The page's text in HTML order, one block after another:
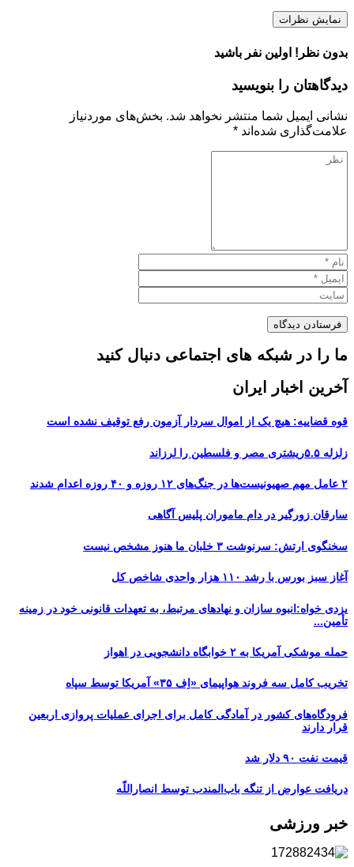
نمایش نظرات
بدون نظر! اولین نفر باشید
دیدگاهتان را بنویسید
نشانی ایمیل شما منتشر نخواهد شد. بخش‌های موردنیاز
علامت‌گذاری شده‌اند *
ما را در شبکه های اجتماعی دنبال کنید
آخرین اخبار ایران
قوه قضاییه: هیچ یک از اموال سردار آزمون رفع توقیف نشده است
زلزله ۵.۵ریشتری مصر و فلسطین را لرزاند
۲ عامل مهم صهیونیست‌ها در جنگ‌های ۱۲ روزه و ۴۰ روزه اعدام شدند
سارقان زورگیر در دام ماموران پلیس آگاهی
سخنگوی ارتش: سرنوشت ۳ خلبان ما هنوز مشخص نیست
آغاز سبز بورس با رشد ۱۱۰ هزار واحدی شاخص کل
یزدی خواه:انبوه سازان و نهادهای مرتبط، به تعهدات قانونی خود در زمینه
تأمین...
حمله موشکی آمریکا به ۲ خوابگاه دانشجویی در اهواز
تخریب کامل سه فروند هواپیمای «اِف ۳۵» آمریکا توسط سپاه
فرودگاه‌های کشور در آمادگی کامل برای اجرای عملیات پروازی اربعین
قرار دارند
قیمت نفت ۹۰ دلار شد
دریافت عوارض از تنگه باب‌المندب توسط انصاراللّه
خبر ورزشی